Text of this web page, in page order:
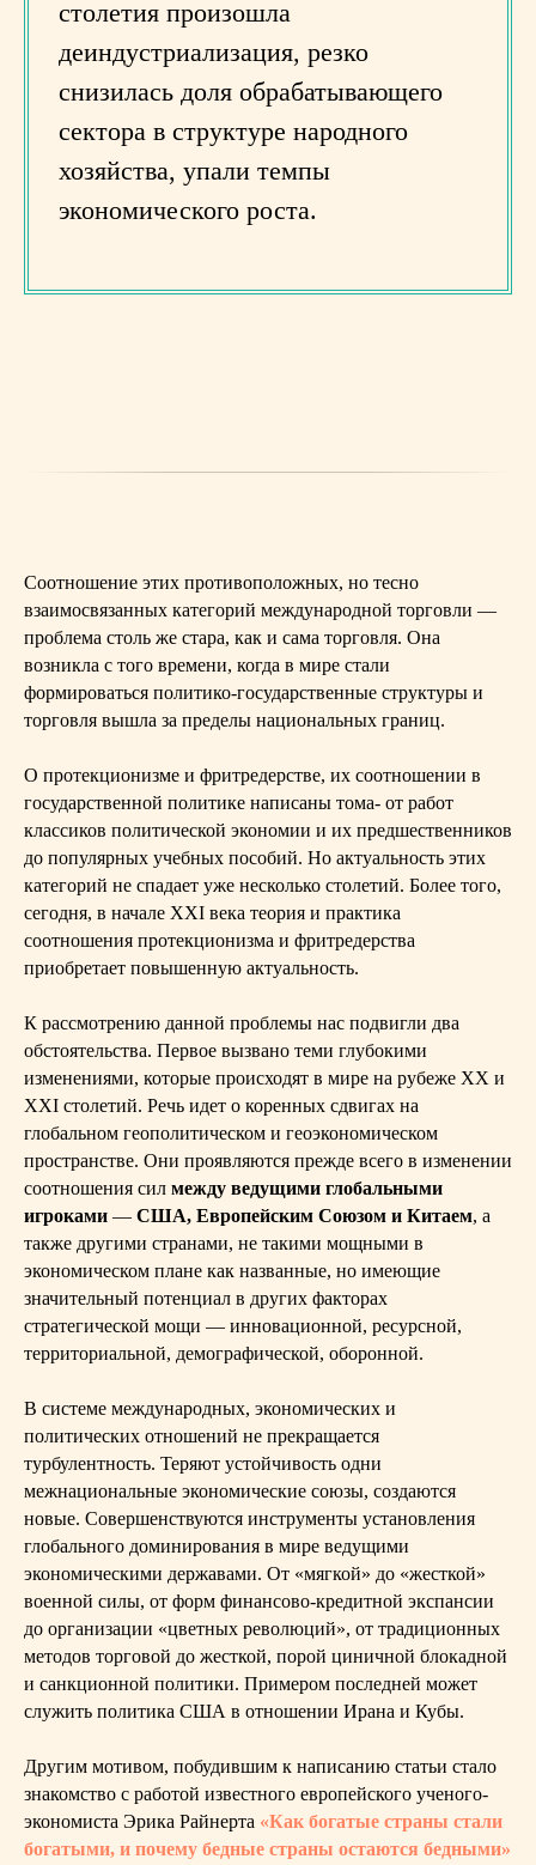
столетия произошла
деиндустриализация, резко
снизилась доля обрабатывающего
сектора в структуре народного
хозяйства, упали темпы
экономического роста.
Соотношение этих противоположных, но тесно
взаимосвязанных категорий международной торговли —
проблема столь же стара, как и сама торговля. Она
возникла с того времени, когда в мире стали
формироваться политико-государственные структуры и
торговля вышла за пределы национальных границ.
О протекционизме и фритредерстве, их соотношении в
государственной политике написаны тома- от работ
классиков политической экономии и их предшественников
до популярных учебных пособий. Но актуальность этих
категорий не спадает уже несколько столетий. Более того,
сегодня, в начале XXI века теория и практика
соотношения протекционизма и фритредерства
приобретает повышенную актуальность.
К рассмотрению данной проблемы нас подвигли два
обстоятельства. Первое вызвано теми глубокими
изменениями, которые происходят в мире на рубеже XX и
XXI столетий. Речь идет о коренных сдвигах на
глобальном геополитическом и геоэкономическом
пространстве. Они проявляются прежде всего в изменении
соотношения сил между ведущими глобальными
игроками — США, Европейским Союзом и Китаем, а
также другими странами, не такими мощными в
экономическом плане как названные, но имеющие
значительный потенциал в других факторах
стратегической мощи — инновационной, ресурсной,
территориальной, демографической, оборонной.
В системе международных, экономических и
политических отношений не прекращается
турбулентность. Теряют устойчивость одни
межнациональные экономические союзы, создаются
новые. Совершенствуются инструменты установления
глобального доминирования в мире ведущими
экономическими державами. От «мягкой» до «жесткой»
военной силы, от форм финансово-кредитной экспансии
до организации «цветных революций», от традиционных
методов торговой до жесткой, порой циничной блокадной
и санкционной политики. Примером последней может
служить политика США в отношении Ирана и Кубы.
Другим мотивом, побудившим к написанию статьи стало
знакомство с работой известного европейского ученого-
экономиста Эрика Райнерта «Как богатые страны стали
богатыми, и почему бедные страны остаются бедными»